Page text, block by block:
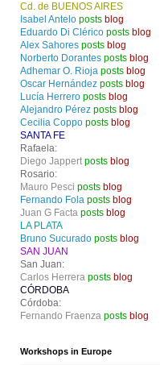
Cd. de BUENOS AIRES
Isabel Antelo posts blog
Eduardo Di Clérico posts blog
Alex Sahores posts blog
Norberto Dorantes posts blog
Adhemar O. Rioja posts blog
Oscar Hernández posts blog
Lucía Herrero posts blog
Alejandro Pérez posts blog
Cecilia Coppo posts blog
SANTA FE
Rafaela:
Diego Jappert posts blog
Rosario:
Mauro Pesci posts blog
Fernando Fola posts blog
Juan G Facta posts blog
LA PLATA
Bruno Sucurado posts blog
SAN JUAN
San Juan:
Carlos Herrera posts blog
CÓRDOBA
Córdoba:
Fernando Fraenza posts blog
Workshops in Europe